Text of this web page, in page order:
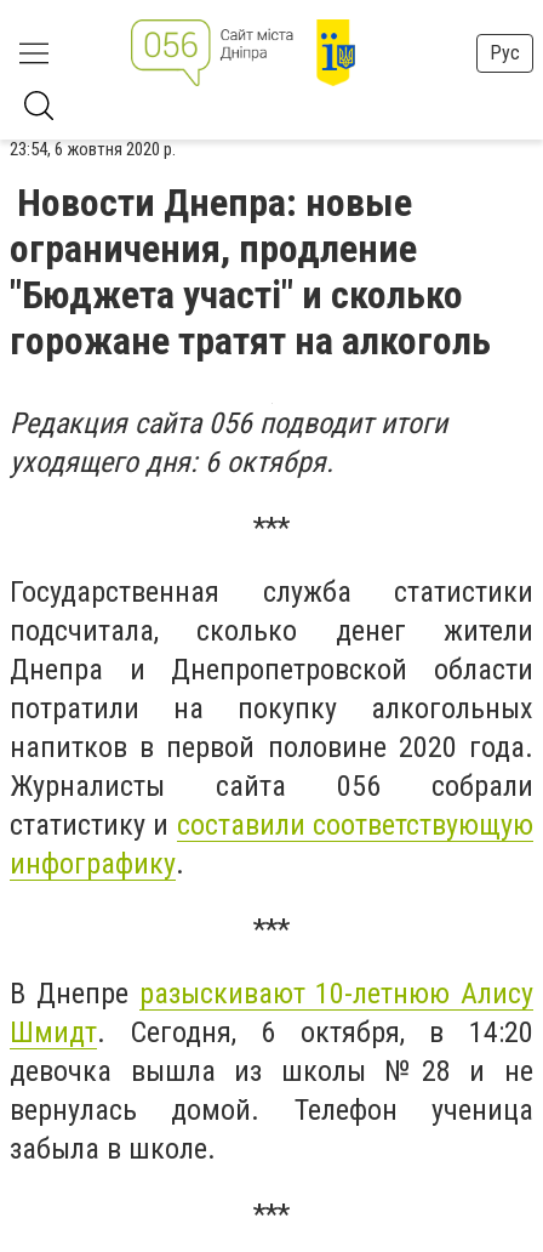
Рус
23:54, 6 жовтня 2020 р.
Новости Днепра: новые
ограничения, продление
"Бюджета участі" и сколько
горожане тратят на алкоголь
Редакция сайта 056 подводит итоги
уходящего дня: 6 октября.
***
Государственная служба статистики
подсчитала, сколько денег жители
Днепра и Днепропетровской области
потратили на покупку алкогольных
напитков в первой половине 2020 года.
Журналисты сайта 056 собрали
статистику и составили соответствующую
инфографику.
***
В Днепре разыскивают 10-летнюю Алису
Шмидт. Сегодня, 6 октября, в 14:20
девочка вышла из школы №28 и не
вернулась домой. Телефон ученица
забыла в школе.
***